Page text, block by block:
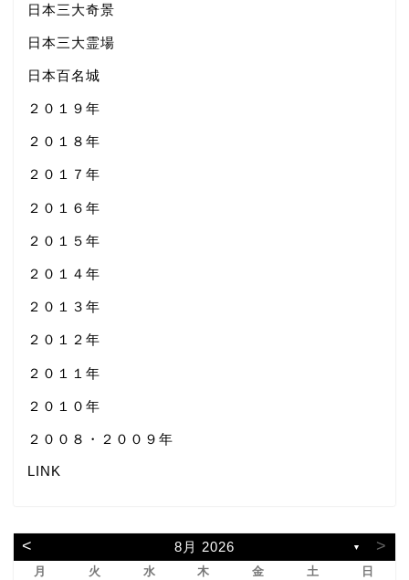
日本三大奇景
日本三大霊場
日本百名城
２０１９年
２０１８年
２０１７年
２０１６年
２０１５年
２０１４年
２０１３年
２０１２年
２０１１年
２０１０年
２００８・２００９年
LINK
< 8月 2026 ▼ >
月 火 水 木 金 土 日